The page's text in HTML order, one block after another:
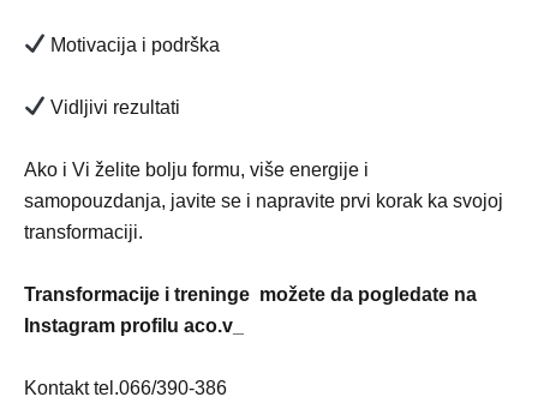
Motivacija i podrška
Vidljivi rezultati
Ako i Vi želite bolju formu, više energije i
samopouzdanja, javite se i napravite prvi korak ka svojoj
transformaciji.
Transformacije i treninge možete da pogledate na
Instagram profilu aco.v_
Kontakt tel.066/390-386